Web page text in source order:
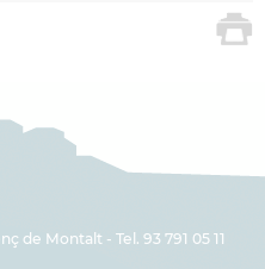
de Montalt - Tel. 93 791 05 11